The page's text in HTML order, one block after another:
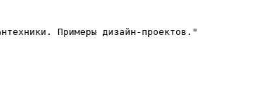
Примеры дизайн-проектов."